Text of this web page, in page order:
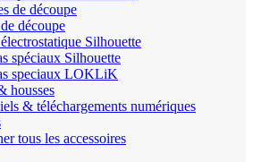
de découpe
découpe
Silhouette
spéciaux Silhouette
speciaux LOKLiK
housses
& téléchargements numériques
tous les accessoires